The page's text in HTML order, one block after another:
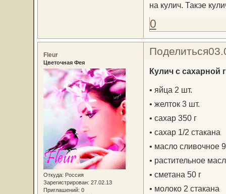
на кулич. Такэе
0
Поделиться
Fleur
Цветочная Фея
Откуда: Россия
Зарегистрирован: 27.02.13
Приглашений: 0
Кулич с сахарной
• яйца 2 шт.
• желток 3 шт.
• сахар 350 г
• сахар 1/2 стакана
• масло сливочное
• растительное
• сметана 50 г
• молоко 2 стакана